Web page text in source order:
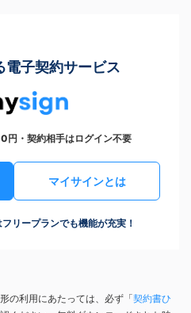
電子契約サービス
円・契約相手はログイン不要
マイサインとは
リープランでも機能が充実！
の利用にあたっては、必ず「契約書ひ